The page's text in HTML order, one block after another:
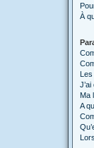
À
Ma
A